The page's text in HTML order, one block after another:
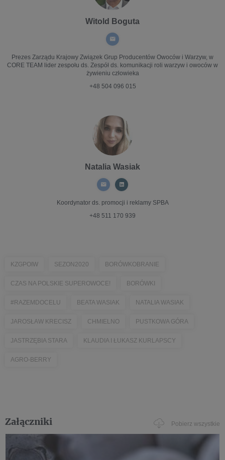
Witold Boguta
Prezes Zarządu Krajowy Związek Grup Producentów Owoców i Warzyw, w
CORE TEAM lider zespołu ds. Zespół ds. komunikacji roli warzyw i owoców w
żywieniu człowieka
+48 504 096 015
Natalia Wasiak
Koordynator ds. promocji i reklamySPBA
+48 511 170 939
KZGPOIW SEZON2020 BORÓWKOBRANIE
CZAS NA POLSKIE SUPEROWOCE! BORÓWKI
#RAZEMDOCELU BEATA WASIAK NATALIA WASIAK
JAROSŁAW KRECISZ CHMIELNO PUSTKOWA GÓRA
JASTRZĘBIA STARA KLAUDIA I ŁUKASZ KURLAPSCY
AGRO-BERRY
Załączniki Pobierz wszystkie